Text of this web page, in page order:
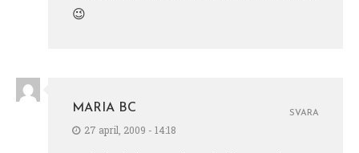
😉
MARIA BC
27 april, 2009 - 14:18
SVARA